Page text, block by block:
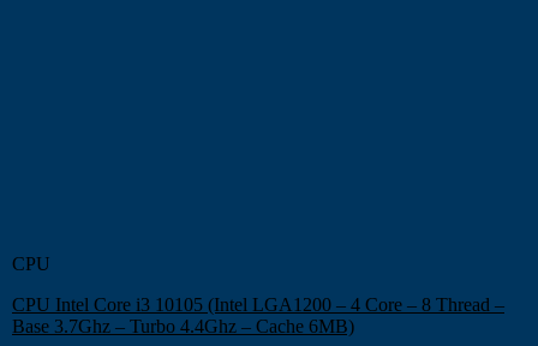
CPU
CPU Intel Core i3 10105 (Intel LGA1200 – 4 Core – 8 Thread –
Base 3.7Ghz – Turbo 4.4Ghz – Cache 6MB)